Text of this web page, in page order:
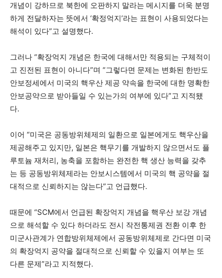
개념이 강하므로 북한에 오판하지 말라는 메시지를 더욱 분명
하게 전달하자는 뜻에서 ‘확정억지’라는 표현이 사용되었다는
해석이 있다”고 설명했다.
그러나 “확장억지 개념은 한국에 대해서만 적용되는 구체적이
고 진전된 표현이 아니다”며 “그렇다면 문제는 변화된 한반도
안보정세에서 미국의 핵우산 제공 약속을 한국에 대한 명확한
안보공약으로 받아들일 수 있는가의 여부에 있다”고 지적됐
다.
이어 “미국은 공동방위체제의 일환으로 일본에게도 핵우산을
제공해주고 있지만, 일본은 핵무기를 개발하지 않으면서도 플
루토늄 재처리, 농축을 포함하는 완전한 핵 생산 능력을 갖추
는 등 공동방위체제라는 안보시스템에서 미국의 핵 공약을 절
대적으로 신뢰하지는 않는다”고 언급했다.
때문에 “SCM에서 언급된 확장억지 개념을 핵우산 보강 개념
으로 해석할 수 있다 하더라도 전시 작전통제권 전환 이후 한
미군사관계가 연합방위체제에서 공동방위체제로 간다면 미국
의 확장억지 공약을 절대적으로 신뢰할 수 있을지 여부는 또
다른 문제”라고 지적했다.